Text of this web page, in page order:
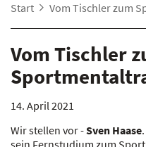
Start
Vom Tischler zum
Vom Tischler
14. April 2021
Wir stellen vor -Sven Haase
sein Fernstudium zum